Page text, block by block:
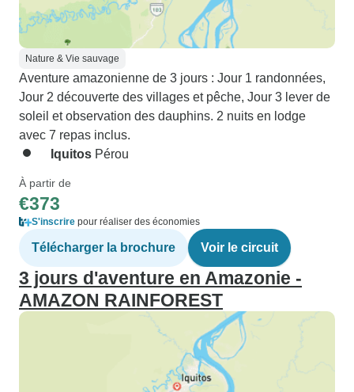
Nature & Vie sauvage
Aventure amazonienne de 3 jours : Jour 1 randonnées,
Jour 2 découverte des villages et pêche, Jour 3 lever de
soleil et observation des dauphins. 2 nuits en lodge
avec 7 repas inclus.
Iquitos Pérou
À partir de
€373
S'inscrire pour réaliser des économies
Télécharger la brochure Voir le circuit
3 jours d'aventure en Amazonie -
AMAZON RAINFOREST